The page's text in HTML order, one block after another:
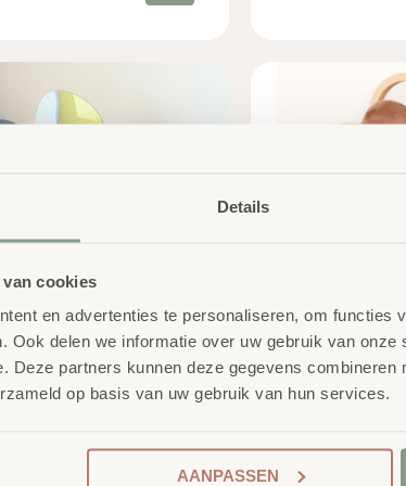
Details
cookies
en advertenties te personaliseren, om functies
Ook delen we informatie over uw gebruik van
Deze partners kunnen deze gegevens combineren
op basis van uw gebruik van hun services.
AANPASSEN
Acryl
Set 4/St.
excl. BTW
Muurbloem
€139,00